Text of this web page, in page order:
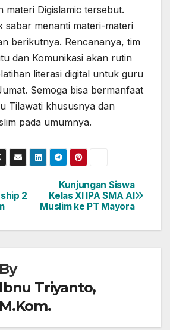
materi Digislamic tersebut.
sabar menanti materi-materi
berikutnya. Rencananya, tim
dan Komunikasi akan rutin
literasi digital untuk guru
Semoga bisa bermanfaat
Tilawati khususnya dan
pada umumnya.
Kunjungan Siswa
Kelas XI IPA SMA Al
Muslim ke PT Mayora
2
By
Ibnu Triyanto,
M.Kom.